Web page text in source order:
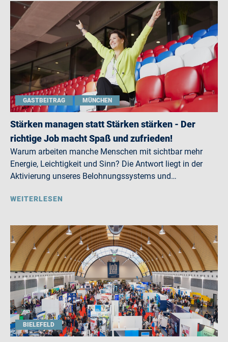
GASTBEITRAG MÜNCHEN
Stärken managen statt Stärken stärken - Der
richtige Job macht Spaß und zufrieden!
Warum arbeiten manche Menschen mit sichtbar mehr
Energie, Leichtigkeit und Sinn? Die Antwort liegt in der
Aktivierung unseres Belohnungssystems und…
WEITERLESEN
BIELEFELD